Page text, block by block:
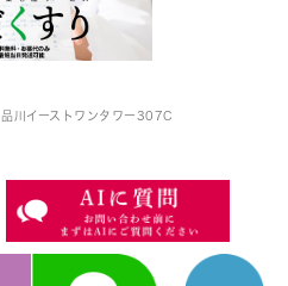
品川イーストワンタワー307C